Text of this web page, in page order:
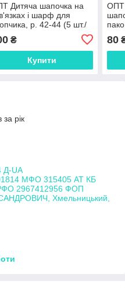
Дитяча шапочка на
і шарф для
р. 42-44 (5 шт./
₴
Купити
ОПТ
80
за рік
Д-UA
МФО 315405 АТ КБ
2967412956 ФОП
Хмельницький,